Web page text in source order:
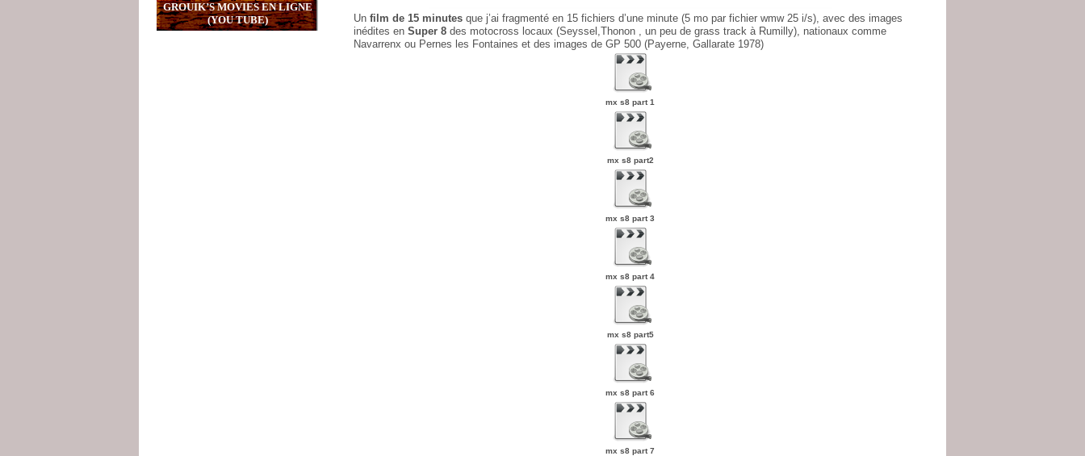
GROUIK’S MOVIES EN LIGNE
(YOU TUBE)
Un film de 15 minutes que j’ai fragmenté en 15 fichiers d’une minute (5 mo par fichier wmw 25 i/s), avec des images
inédites en Super 8 des motocross locaux (Seyssel,Thonon , un peu de grass track à Rumilly), nationaux comme
Navarrenx ou Pernes les Fontaines et des images de GP 500 (Payerne, Gallarate 1978)
mx s8 part 1
mx s8 part2
mx s8 part 3
mx s8 part 4
mx s8 part5
mx s8 part 6
mx s8 part 7